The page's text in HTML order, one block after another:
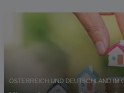
ÖSTERREICH UND DEUTSCHLAND IM